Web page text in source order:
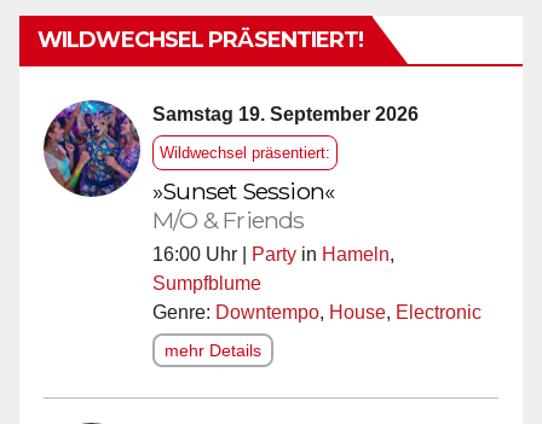
WILDWECHSEL PRÄSENTIERT!
Samstag 19. September 2026
Wildwechsel präsentiert:
»Sunset Session«
M/O & Friends
16:00 Uhr | Party in Hameln,
Sumpfblume
Genre: Downtempo, House, Electronic
mehr Details